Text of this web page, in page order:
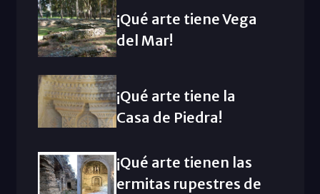
¡Qué arte tiene Vega
del Mar!
¡Qué arte tiene la
Casa de Piedra!
¡Qué arte tienen las
ermitas rupestres de